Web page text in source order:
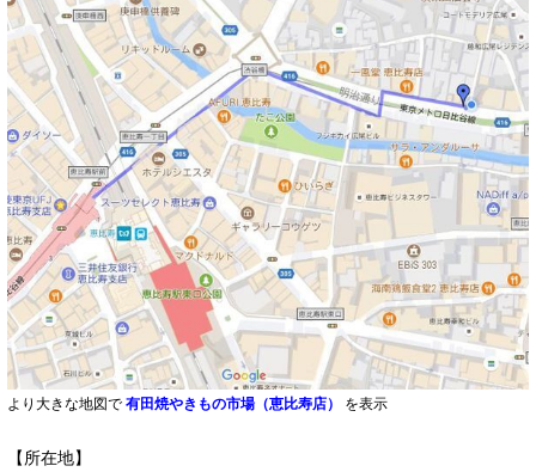
より大きな地図で 有田焼やきもの市場（恵比寿店） を表示
【所在地】